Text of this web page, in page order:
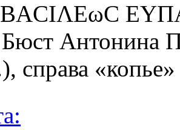
ΒΑCΙΛΕωC
Бюст Антонина
справа «копье»